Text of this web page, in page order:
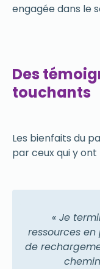
engagée dans le
Des
touchants
Les bienfaits du
par ceux qui y
« Je
ressources
de